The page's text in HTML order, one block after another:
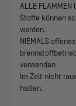
ALLE FLAMMEN
Stoffe können
werden.
NIEMALS
verwenden.
Im Zelt nicht
halten.